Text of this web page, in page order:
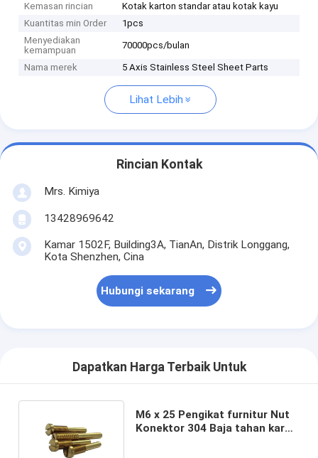
Kemasan rincian
Kotak karton standar atau kotak kayu
Kuantitas min Order
1pcs
Menyediakan
kemampuan
70000pcs/bulan
Nama merek 5 Axis Stainless Steel Sheet Parts
Lihat Lebih
Rincian Kontak
Mrs. Kimiya
13428969642
Kamar 1502F, Building3A, TianAn, Distrik Longgang,
Kota Shenzhen, Cina
Hubungi sekarang
Dapatkan Harga Terbaik Untuk
M6 x 25 Pengikat furnitur Nut
Konektor 304 Baja tahan karat